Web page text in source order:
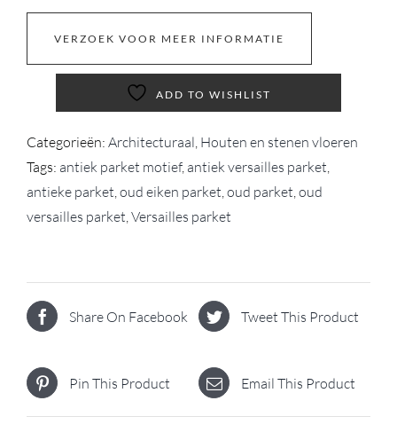
VERZOEK VOOR MEER INFORMATIE
ADD TO WISHLIST
Categorieën: Architecturaal, Houten en stenen vloeren
Tags: antiek parket motief, antiek versailles parket,
antieke parket,oud eiken parket,oud parket,oud
versailles parket,Versailles parket
Share On Facebook Tweet This Product
Pin This Product Email This Product